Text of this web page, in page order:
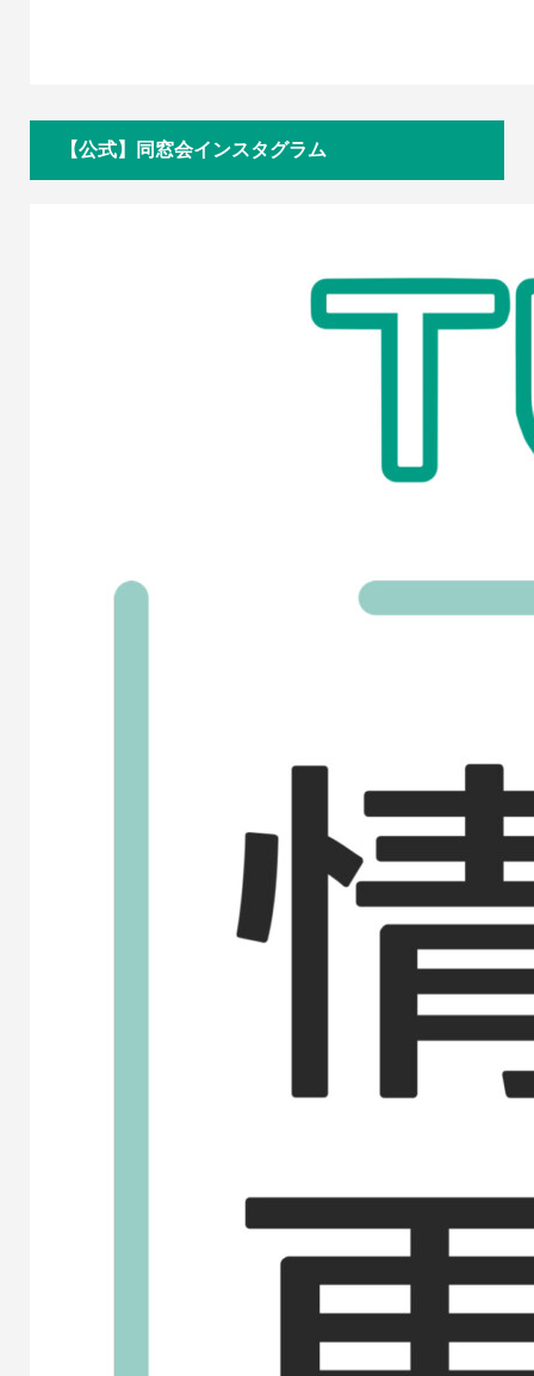
【公式】同窓会インスタグラム